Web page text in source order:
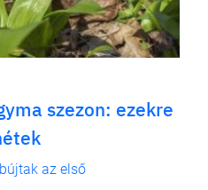
szezon: ezekre
az első